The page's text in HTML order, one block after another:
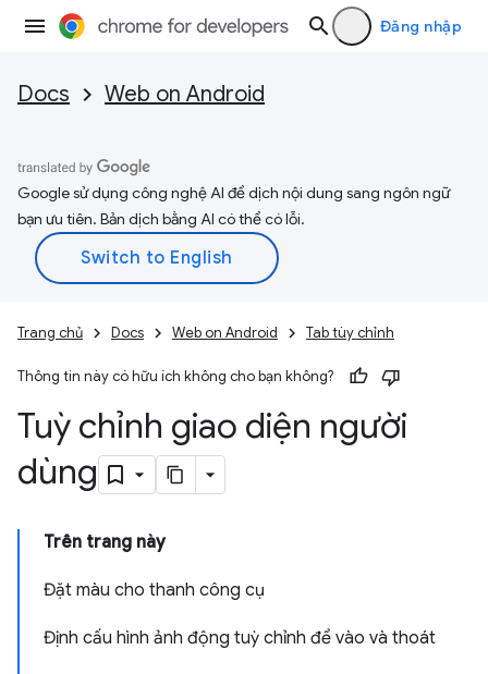
Đăng nhập
Docs Web on Android
Google sử dụng công nghệ AI để dịch nội dung sang ngôn ngữ
bạn ưu tiên. Bản dịch bằng AI có thể có lỗi.
Trang chủ Docs Web on Android Tab tùy chỉnh
Thông tin này có hữu ích không cho bạn không?
Tuỳ chỉnh giao diện người
dùng
Trên trang này
Đặt màu cho thanh công cụ
Định cấu hình ảnh động tuỳ chỉnh để vào và thoát